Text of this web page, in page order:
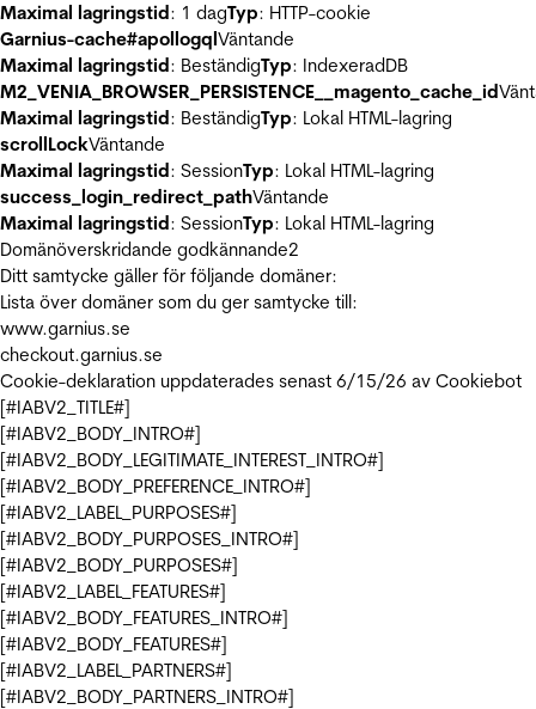
Maximal lagringstid: 1 dagTyp: HTTP-cookie
Garnius-cache#apollogqlVäntande
Maximal lagringstid: BeständigTyp: IndexeradDB
M2_VENIA_BROWSER_PERSISTENCE__magento_cache_id
Maximal lagringstid: BeständigTyp: Lokal HTML-lagring
scrollLockVäntande
Maximal lagringstid: SessionTyp: Lokal HTML-lagring
success_login_redirect_pathVäntande
Maximal lagringstid: SessionTyp: Lokal HTML-lagring
Domänöverskridande godkännande2
Ditt samtycke gäller för följande domäner:
Lista över domäner som du ger samtycke till:
www.garnius.se
checkout.garnius.se
Cookie-deklaration uppdaterades senast 6/15/26 av Cookiebot
[#IABV2_TITLE#]
[#IABV2_BODY_INTRO#]
[#IABV2_BODY_LEGITIMATE_INTEREST_INTRO#]
[#IABV2_BODY_PREFERENCE_INTRO#]
[#IABV2_LABEL_PURPOSES#]
[#IABV2_BODY_PURPOSES_INTRO#]
[#IABV2_BODY_PURPOSES#]
[#IABV2_LABEL_FEATURES#]
[#IABV2_BODY_FEATURES_INTRO#]
[#IABV2_BODY_FEATURES#]
[#IABV2_LABEL_PARTNERS#]
[#IABV2_BODY_PARTNERS_INTRO#]